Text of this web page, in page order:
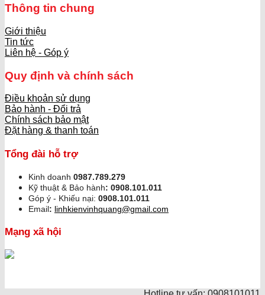
Thông tin chung
Giới thiệu
Tin tức
Liên hệ - Góp ý
Quy định và chính sách
Điều khoản sử dụng
Bảo hành - Đổi trả
Chính sách bảo mật
Đặt hàng & thanh toán
Tổng đài hỗ trợ
Kinh doanh 0987.789.279
Kỹ thuật & Bảo hành: 0908.101.011
Góp ý - Khiếu nại: 0908.101.011
Email: linhkienvinhquang@gmail.com
Mạng xã hội